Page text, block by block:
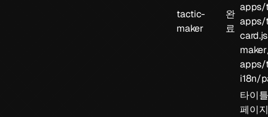
tactic-
maker
완
료
apps/
apps/
apps/
i18n/
타이
페이